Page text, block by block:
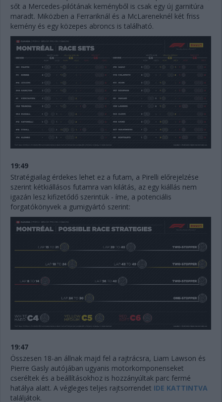
sőt a Mercedes-pilótának keményből is csak egy új garnitúra
maradt. Miközben a Ferrariknál és a McLareneknél két friss
kemény és egy közepes abroncs is található.
19:49
Stratégiailag érdekes lehet ez a futam, a Pirelli előrejelzése
szerint kétkiállásos futamra van kilátás, az egy kiállás nem
igazán lesz kifizetődő szerintük - íme, a potenciális
forgatókönyvek a gumigyártó szerint:
19:47
Összesen 18-an állnak majd fel a rajtrácsra, Liam Lawson és
Pierre Gasly autójában ugyanis motorkomponenseket
cseréltek és a beállításokhoz is hozzányúltak parc fermé
hatálya alatt. A végleges teljes rajtsorrendet IDE KATTINTVA
találjátok.